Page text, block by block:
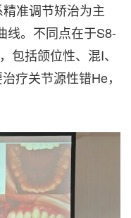
准调节矫治为主
线。不同点在于S8-
包括颌位性、混I、
疗关节源性错He，